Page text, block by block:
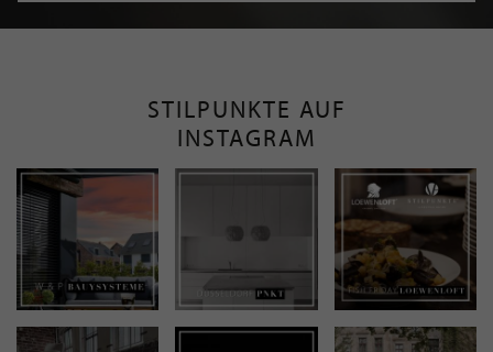
STILPUNKTE AUF
INSTAGRAM